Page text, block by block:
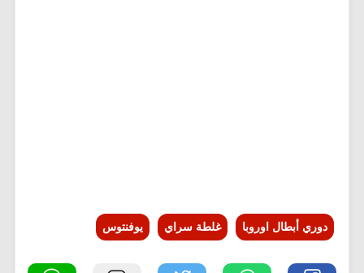
دوري أبطال اوروبا غلطة سراي يوفنتوس